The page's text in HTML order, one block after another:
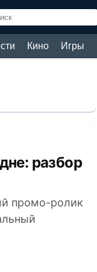
Кино Игры
промо-ролик